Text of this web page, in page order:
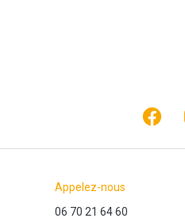
Appelez-nous
06 70 21 64 60